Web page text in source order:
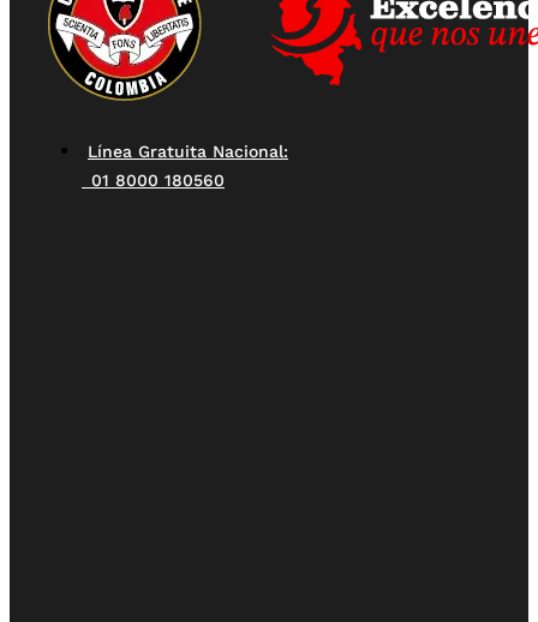
Línea Gratuita Nacional:
01 8000 180560